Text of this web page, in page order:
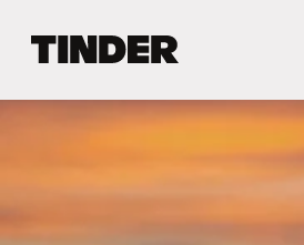
ห